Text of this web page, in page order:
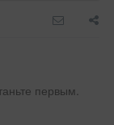
первым.